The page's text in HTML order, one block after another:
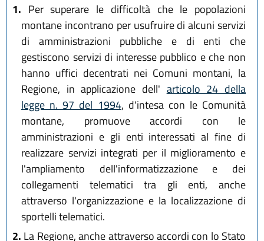
1. Per superare le difficoltà che le popolazioni
montane incontrano per usufruire di alcuni servizi
di amministrazioni pubbliche e di enti che
gestiscono servizi di interesse pubblico e che non
hanno uffici decentrati nei Comuni montani, la
Regione, in applicazione dell' articolo 24 della
legge n. 97 del 1994, d'intesa con le Comunità
montane, promuove accordi con le
amministrazioni e gli enti interessati al fine di
realizzare servizi integrati per il miglioramento e
l'ampliamento dell'informatizzazione e dei
collegamenti telematici tra gli enti, anche
attraverso l'organizzazione e la localizzazione di
sportelli telematici.
2. La Regione, anche attraverso accordi con lo Stato